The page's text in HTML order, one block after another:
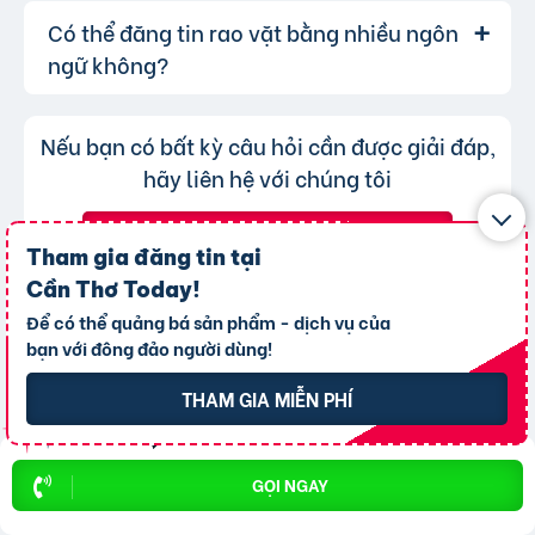
GỌI NGAY
Tham gia đăng tin tại
Cần Thơ Today!
Để có thể quảng bá sản phẩm - dịch vụ của
bạn với đông đảo người dùng!
THAM GIA MIỄN PHÍ
Sử dụng các gói dịch vụ nâng cấp để tăng
khả năng hiển thị.
cũng có thể thay đổi danh mục cho phù hợp,
bạn chỉ không thể chuyển tin đăng sang
chuyên mục khác mà cần đăng tin mới.
Trả lời: Lượt xem của tin đăng được đo lường
thông qua lượt nhấp và truy cập trực tiếp, có
bài đăng.
Có thể đăng tin rao vặt bằng nhiều ngôn
ngữ không?
Trả lời:
Không, trang web chỉ chấp nhận các
tin đăng sử dụng tiếng Việt có dấu.
Nếu bạn có bất kỳ câu hỏi cần được giải đáp,
hãy liên hệ với chúng tôi
Chào mừng
THÀNH VIÊN MỚI
THAM GIA NGAY